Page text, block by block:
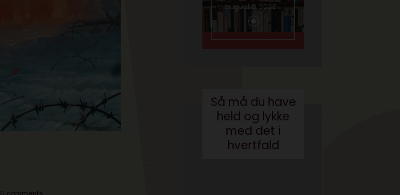
0 comments
august 3, 2026
Så må du have
held og lykke
med det i
hvertfald